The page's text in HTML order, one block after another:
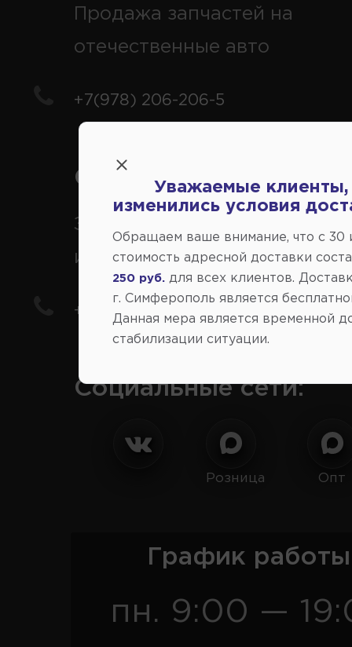
Продажа запчастей на
отечественные авто
+7(978) 206-206-5
Справочный центр:
Заказ шин, дисков,
иномарки
+7(978) 206-206-8
Социальные сети:
Розница Опт
График
пн. 9:00 —
Уважаемые клиенты,
изменились условия
Обращаем ваше внимание, что c 30
стоимость адресной доставки
250 руб. для всех клиентов.
г. Симферополь является
Данная мера является временной
стабилизации ситуации.